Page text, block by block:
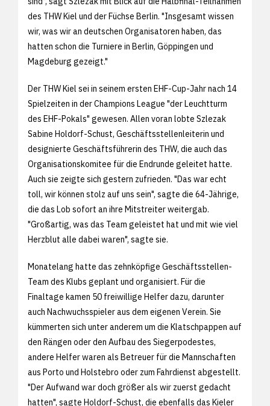
des THW Kiel und der Füchse Berlin. "Insgesamt wissen
wir, was wir an deutschen Organisatoren haben, das
hatten schon die Turniere in Berlin, Göppingen und
Magdeburg gezeigt."
Der THW Kiel sei in seinem ersten EHF-Cup-Jahr nach 14
Spielzeiten in der Champions League "der Leuchtturm
des EHF-Pokals" gewesen. Allen voran lobte Szlezak
Sabine Holdorf-Schust, Geschäftsstellenleiterin und
designierte Geschäftsführerin des THW, die auch das
Organisationskomitee für die Endrunde geleitet hatte.
Auch sie zeigte sich gestern zufrieden. "Das war echt
toll, wir können stolz auf uns sein", sagte die 64-Jährige,
die das Lob sofort an ihre Mitstreiter weitergab.
"Großartig, was das Team geleistet hat und mit wie viel
Herzblut alle dabei waren", sagte sie.
Monatelang hatte das zehnköpfige Geschäftsstellen-
Team des Klubs geplant und organisiert. Für die
Finaltage kamen 50 freiwillige Helfer dazu, darunter
auch Nachwuchsspieler aus dem eigenen Verein. Sie
kümmerten sich unter anderem um die Klatschpappen auf
den Rängen oder den Aufbau des Siegerpodestes,
andere Helfer waren als Betreuer für die Mannschaften
aus Porto und Holstebro oder zum Fahrdienst abgestellt.
"Der Aufwand war doch größer als wir zuerst gedacht
hatten", sagte Holdorf-Schust, die ebenfalls das Kieler